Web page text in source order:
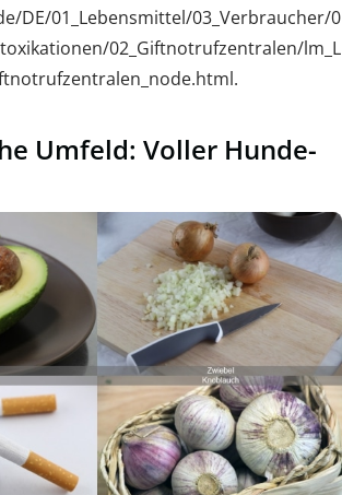
DE/01_Lebensmittel/03_Verbraucher/0
02_Giftnotrufzentralen/lm_L
Umfeld: Voller Hunde-